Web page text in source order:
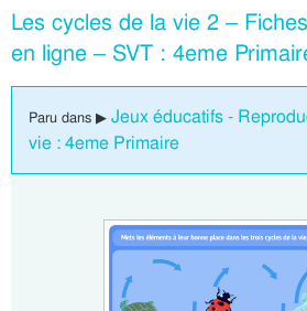
Les cycles de la vie 2 –
en ligne – SVT : 4eme
Paru dans ▶ Jeux éducatifs -
vie : 4eme Primaire